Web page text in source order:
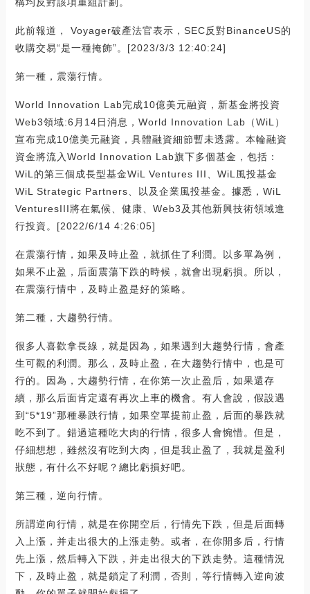
此前報道， Voyager破產法官表示，SEC反對BinanceUS的
收購交易“是一種掩飾”。[2023/3/3 12:40:24]
第一種，震蕩行情。
World Innovation Lab完成10億美元融資，新基金將投資
Web3領域:6月14日消息，World Innovation Lab（WiL）
宣布完成10億美元融資，具體融資細節暫未透露。本輪融資
資金將流入World Innovation Lab旗下多個基金，包括：
WiL的第三個成長型基金WiL Ventures III、WiL風投基金
WiL Strategic Partners、以及企業風投基金。據悉，WiL
VenturesIII將在氣候、健康、Web3及其他新興技術領域進
行投資。[2022/6/14 4:26:05]
在震蕩行情，如果及時止盈，就抓住了利潤。以多單為例，
如果不止盈，后面震蕩下跌的時候，就會出現虧損。所以，
在震蕩行情中，及時止盈是好的策略。
第二種，大趨勢行情。
很多人喜歡拿長線，就是因為，如果遇到大趨勢行情，會產
生可觀的利潤。那么，及時止盈，在大趨勢行情中，也是可
行的。因為，大趨勢行情，在你第一次止盈后，如果還存
續，那么后面肯定還有再次上車的機會。有人會說，假設遇
到“5*19”那種暴跌行情，如果空單提前止盈，后面的暴跌就
吃不到了。錯過這種吃大肉的行情，很多人會惋惜。但是，
仔細想想，雖然沒有吃到大肉，但是我止盈了，我就是盈利
狀態，有什么不好呢？總比虧損好吧。
第三種，逆向行情。
所謂逆向行情，就是在你開空后，行情先下跌，但是后面轉
入上漲，并走出很大的上漲走勢。或者，在你開多后，行情
先上漲，然后轉入下跌，并走出很大的下跌走勢。這種情況
下，及時止盈，就是鎖定了利潤，否則，等行情轉入逆向波